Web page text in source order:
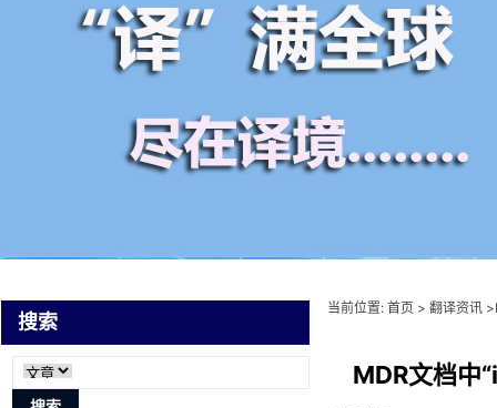
搜索
当前位置: 首页 > 翻译资讯
MDR文档中